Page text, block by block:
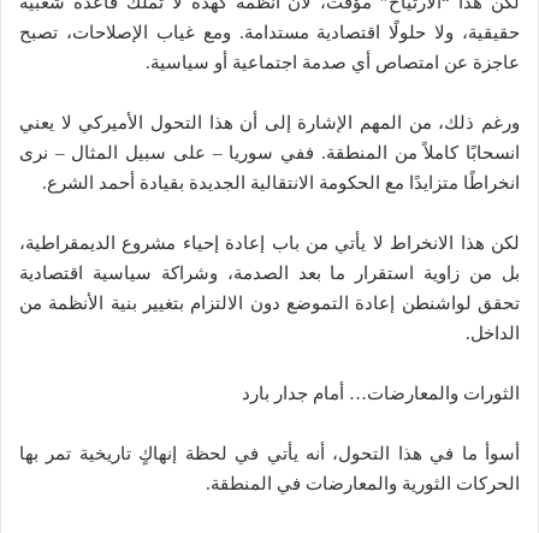
حقيقية، ولا حلولًا اقتصادية مستدامة. ومع غياب الإصلاحات، تصبح
عاجزة عن امتصاص أي صدمة اجتماعية أو سياسية.
ورغم ذلك، من المهم الإشارة إلى أن هذا التحول الأميركي لا يعني
انسحابًا كاملاً من المنطقة. ففي سوريا – على سبيل المثال – نرى
انخراطًا متزايدًا مع الحكومة الانتقالية الجديدة بقيادة أحمد الشرع.
لكن هذا الانخراط لا يأتي من باب إعادة إحياء مشروع الديمقراطية،
بل من زاوية استقرار ما بعد الصدمة، وشراكة سياسية اقتصادية
تحقق لواشنطن إعادة التموضع دون الالتزام بتغيير بنية الأنظمة من
الداخل.
الثورات والمعارضات… أمام جدار بارد
أسوأ ما في هذا التحول، أنه يأتي في لحظة إنهاكٍ تاريخية تمر بها
الحركات الثورية والمعارضات في المنطقة.